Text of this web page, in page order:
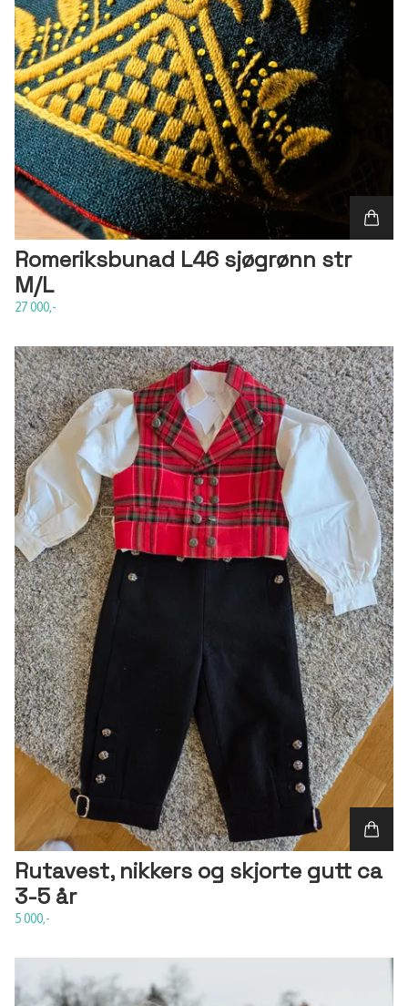
Romeriksbunad L46 sjøgrønn str
M/L
27 000,-
Rutavest, nikkers og skjorte gutt ca
3-5 år
5 000,-